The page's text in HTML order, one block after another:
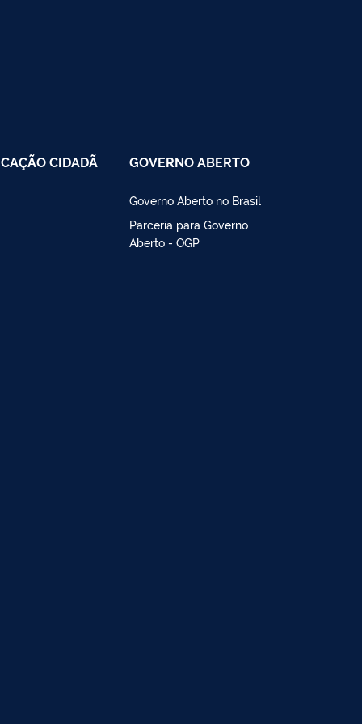
CIDADÃ GOVERNO ABERTO
Governo Aberto no Brasil
Parceria para Governo
Aberto - OGP